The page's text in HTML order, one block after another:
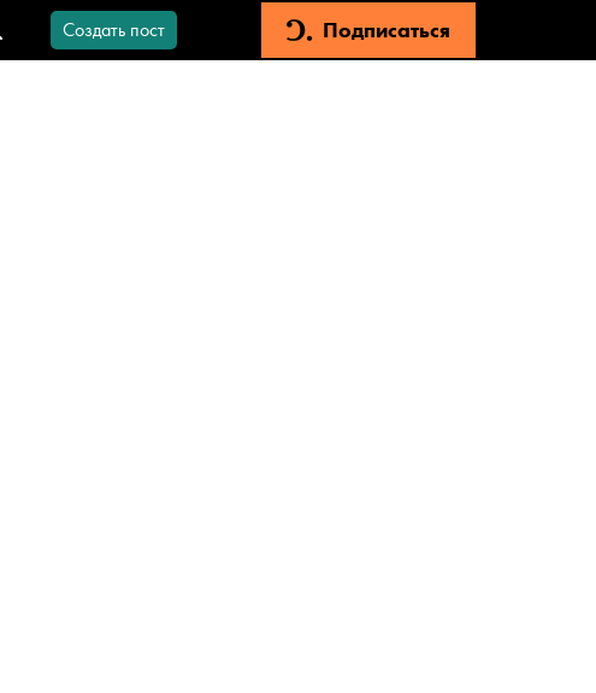
Создать пост Подписаться